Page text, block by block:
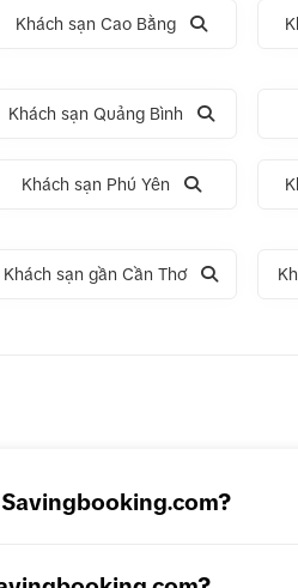
Khách sạn Cao Bằng
Khách sạn Quảng Bình
Khách sạn Phú Yên
Khách sạn gần Cần Thơ